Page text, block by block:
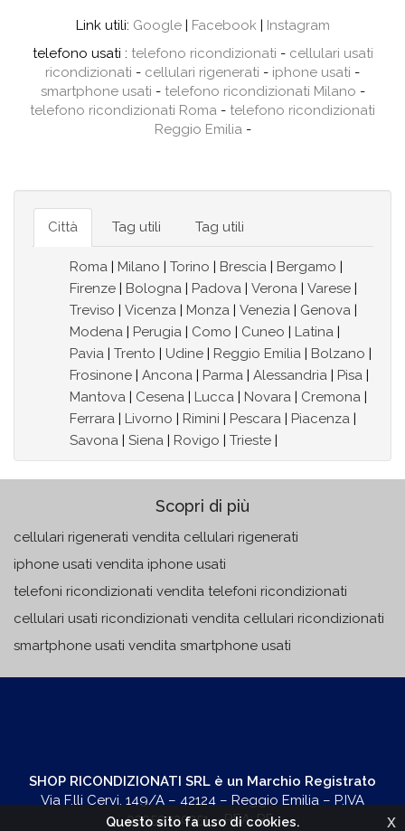
Link utili: Google| Facebook|
Instagram
telefono usati : telefono ricondizionati - cellulari usati
ricondizionati - cellulari rigenerati - iphone usati -
smartphone usati - telefono ricondizionati Milano -
telefono ricondizionati Roma - telefono ricondizionati
Reggio Emilia-
Città Tag utili Tag utili
Roma Milano Torino Brescia Bergamo
Firenze
Bologna Padova Verona Varese
Treviso
Vicenza Monza Venezia Genova
Modena
Perugia Como Cuneo Latina
Pavia
Trento Udine Reggio Emilia Bolzano
Frosinone
Ancona Parma Alessandria Pisa
Mantova
Cesena Lucca Novara Cremona
Ferrara
Livorno Rimini Pescara Piacenza
Savona
Siena Rovigo Trieste
Scopri di più
cellulari rigenerati vendita cellulari rigenerati
iphone usati vendita iphone usati
telefoni ricondizionati vendita telefoni ricondizionati
cellulari usati ricondizionati vendita cellulari ricondizionati
smartphone usati vendita smartphone usati
SHOP RICONDIZIONATI SRL è un Marchio Registrato
Via F.lli Cervi, 149/A – 42124 – Reggio Emilia – P.IVA
03059330351 – REA: RE-
Questo sito fa uso di cookies. x